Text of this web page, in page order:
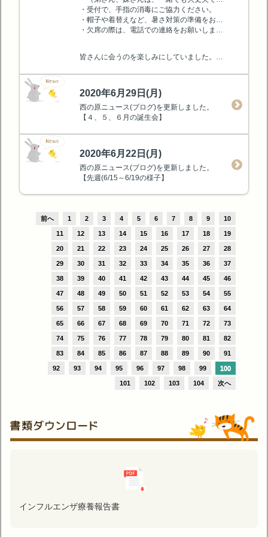
・受付で、手指の消毒にご協力ください。
・帽子や着替えなど、暑さ対策の準備をお願いします。
・欠席の際は、電話での連絡をお願いします。
皆さんに会うのを楽しみにしていました。 当日、お待ちしています！
2020年6月29日(月)
西の原ニュース(ブログ)を更新しました。
【４、５、６月の誕生会】
2020年6月22日(月)
西の原ニュース(ブログ)を更新しました。
【先週(6/15～6/19の様子】
前へ 1 2 3 4 5 6 7 8 9 10
11 12 13 14 15 16 17 18 19
20 21 22 23 24 25 26 27 28
29 30 31 32 33 34 35 36 37
38 39 40 41 42 43 44 45 46
47 48 49 50 51 52 53 54 55
56 57 58 59 60 61 62 63 64
65 66 67 68 69 70 71 72 73
74 75 76 77 78 79 80 81 82
83 84 85 86 87 88 89 90 91
92 93 94 95 96 97 98 99 100
101 102 103 104 次へ
インフルエンザ療養報告書